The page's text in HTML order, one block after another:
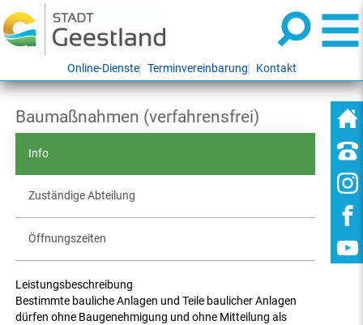
Online-Dienste Terminvereinbarung Kontakt
Baumaßnahmen (verfahrensfrei)
Info
Zuständige Abteilung
Öffnungszeiten
Leistungsbeschreibung
Bestimmte bauliche Anlagen und Teile baulicher Anlagen
dürfen ohne Baugenehmigung und ohne Mitteilung als